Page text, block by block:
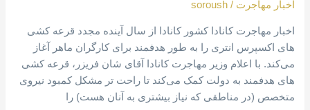
اخبار مهاجرت /
soroush
اخبار مهاجرت کانادا کشور کانادا از سال آینده مجدد قرعه کشی
های اکسپرس انتری را به طور هدفمند برای کارگران ماهر آغاز
می‌کند. با اعلام وزیر مهاجرت کانادا آقای شان فریزر، قرعه کشی
های هدفمند به دولت کمک می‌کند تا راحت تر مشکل کمبود نیروی
متخصص (در مناطقی که نیاز بیشتری به آنان هست) را
ماهر